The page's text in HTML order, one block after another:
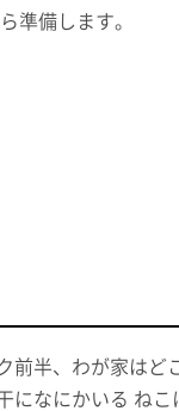
準備します。
前半、わが家はど
になにかいる ねこ